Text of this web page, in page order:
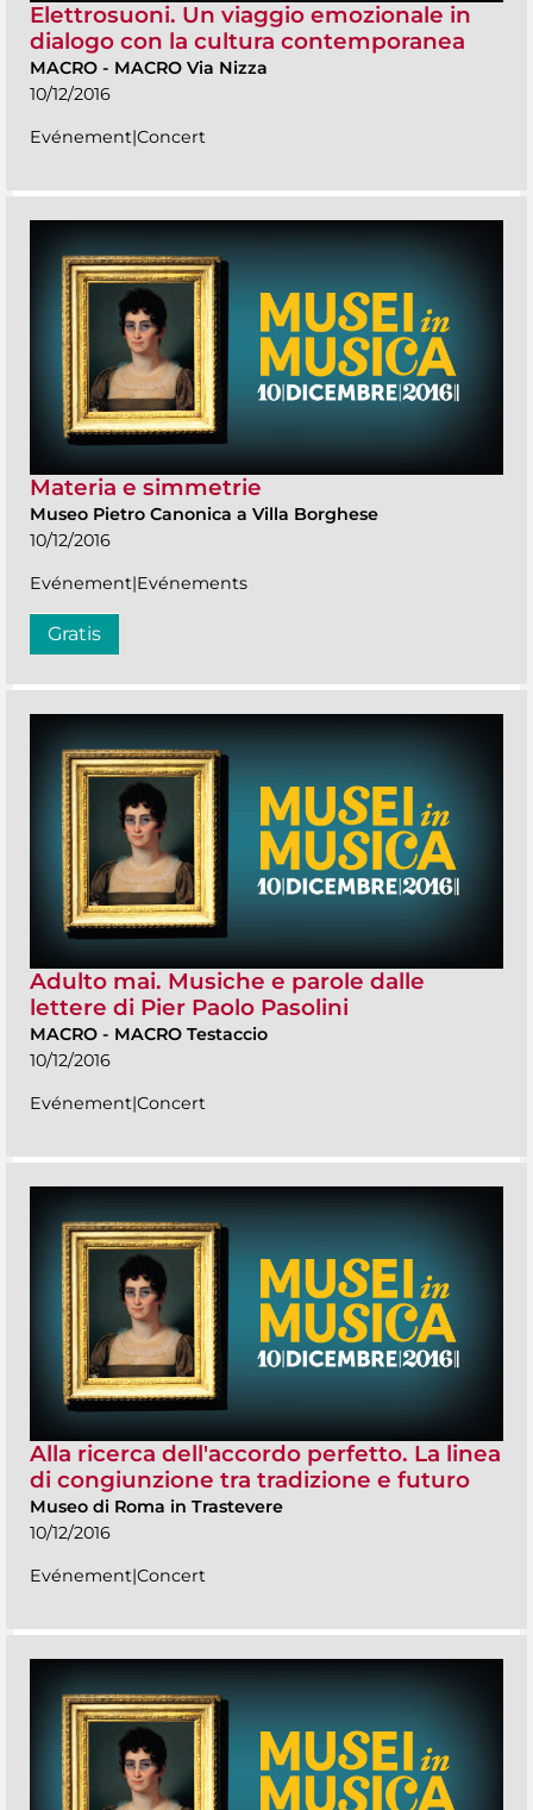
Elettrosuoni. Un viaggio emozionale in
dialogo con la cultura contemporanea
MACRO - MACRO Via Nizza
10/12/2016
Evénement|Concert
Materia e simmetrie
Museo Pietro Canonica a Villa Borghese
10/12/2016
Evénement|Evénements
Gratis
Adulto mai. Musiche e parole dalle
lettere di Pier Paolo Pasolini
MACRO - MACRO Testaccio
10/12/2016
Evénement|Concert
Alla ricerca dell'accordo perfetto. La linea
di congiunzione tra tradizione e futuro
Museo di Roma in Trastevere
10/12/2016
Evénement|Concert